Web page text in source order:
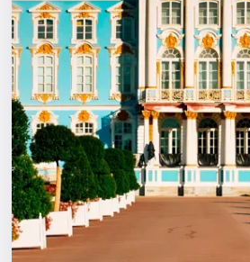
Города
Площадки
Артисты
Рейтинги